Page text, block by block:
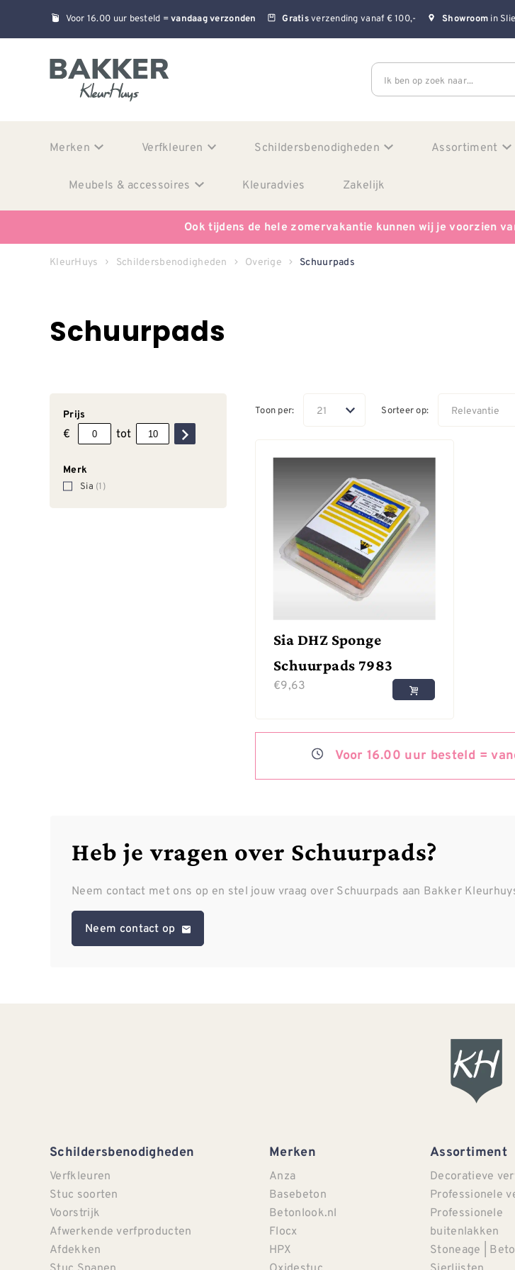
Voor 16.00 uur besteld =vandaag verzonden Gratisverzending vanaf € 100,- Showroom in
Ik ben op zoek naar...
Merken Verfkleuren Schildersbenodigheden Assortiment
Meubels & accessoires Kleuradvies Zakelijk
Ook tijdens de hele zomervakantie kunnen wij je voorzien
KleurHuys Schildersbenodigheden Overige Schuurpads
Schuurpads
Prijs
€ tot
Merk
Sia (1)
Toon per: Sorteer op:
Sia DHZ Sponge
Schuurpads 7983
€9,63
Voor 16.00 uur besteld =
Heb je vragen over Schuurpads?
Neem contact met ons op en stel jouw vraag over Schuurpads aan Bakker
Neem contact op
Schildersbenodigheden
Verfkleuren
Stuc soorten
Voorstrijk
Afwerkende verfproducten
Afdekken
Merken
Anza
Basebeton
Betonlook.nl
Flocx
HPX
Assortiment
Decoratieve
Professionele
Professionele
buitenlakken
Stoneage |